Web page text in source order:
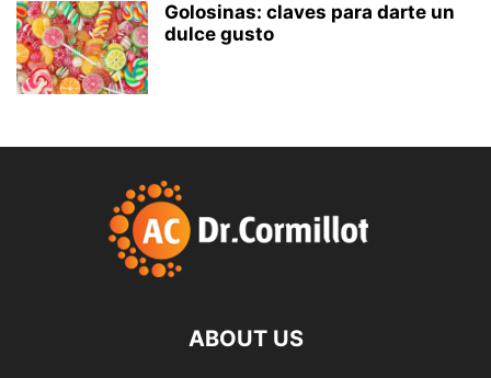
Golosinas: claves para darte un
dulce gusto
ABOUT US